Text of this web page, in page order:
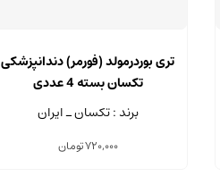
تری بوردرمولد (فورمر) دندانپزشکی
تکسان بسته 4 عددی
برند : تکسان ـ ایران
720,000تومان